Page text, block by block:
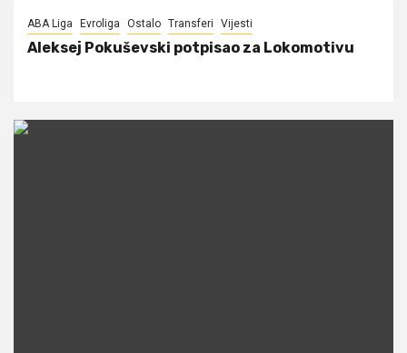
ABA Liga Evroliga Ostalo Transferi Vijesti
Aleksej Pokuševski potpisao za Lokomotivu